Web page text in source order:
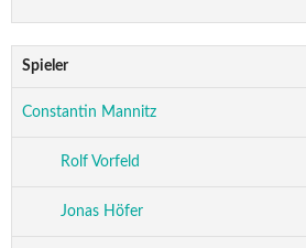
Spieler
Constantin Mannitz
Rolf Vorfeld
Jonas Höfer